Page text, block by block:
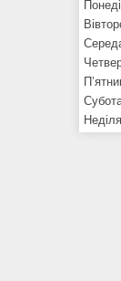
Неділя